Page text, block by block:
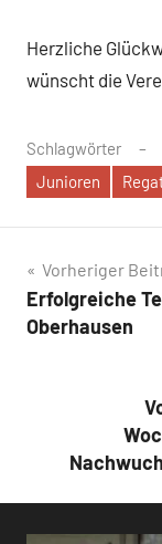
Herzliche
wünscht die
Schlagwörter
Junioren
Vorheriger
Erfolgreiche
Oberhausen